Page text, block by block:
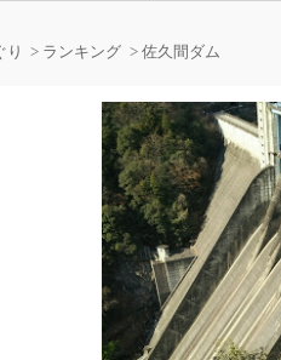
り ランキング 佐久間ダム